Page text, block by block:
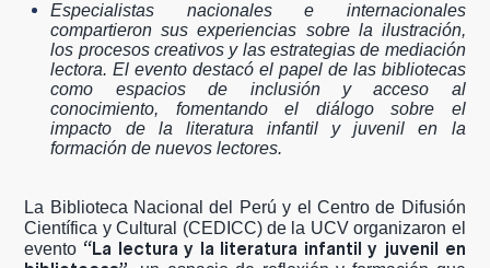
Especialistas nacionales e internacionales
compartieron sus experiencias sobre la ilustración,
los procesos creativos y las estrategias de mediación
lectora. El evento destacó el papel de las bibliotecas
como espacios de inclusión y acceso al
conocimiento, fomentando el diálogo sobre el
impacto de la literatura infantil y juvenil en la
formación de nuevos lectores.
La Biblioteca Nacional del Perú y el Centro de Difusión
Científica y Cultural (CEDICC) de la UCV organizaron el
evento “La lectura y la literatura infantil y juvenil en